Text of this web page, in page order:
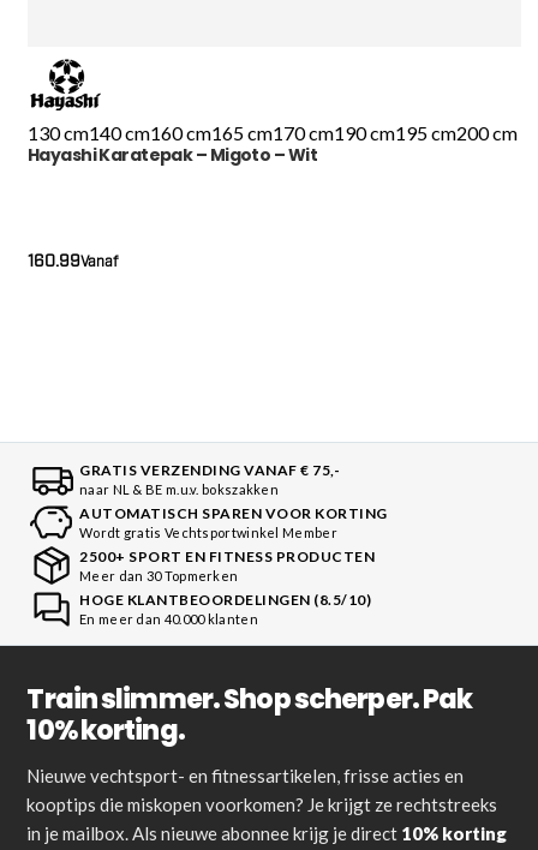
130 cm140 cm160 cm165 cm170 cm190 cm195 cm200 cm
Hayashi Karatepak – Migoto – Wit
Vanaf
160.99
GRATIS VERZENDING VANAF € 75,-
naar NL & BE m.u.v. bokszakken
AUTOMATISCH SPAREN VOOR KORTING
Wordt gratis Vechtsportwinkel Member
2500+ SPORT EN FITNESS PRODUCTEN
Meer dan 30 Topmerken
HOGE KLANTBEOORDELINGEN (8.5/10)
En meer dan 40.000 klanten
Train slimmer. Shop scherper. Pak
10% korting.
Nieuwe vechtsport- en fitnessartikelen, frisse acties en
kooptips die miskopen voorkomen? Je krijgt ze rechtstreeks
in je mailbox. Als nieuwe abonnee krijg je direct 10% korting